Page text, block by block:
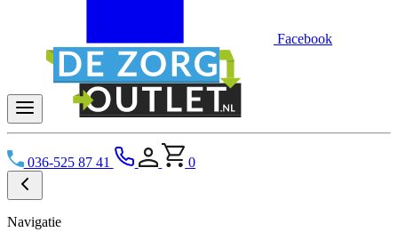
Facebook
036-525 87 41 0
Navigatie